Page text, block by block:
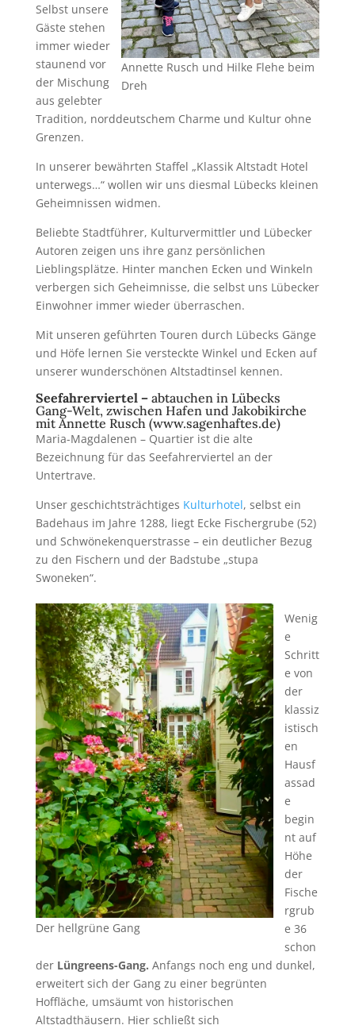
Annette Rusch und Hilke Flehe beim
Dreh
Selbst unsere
Gäste stehen
immer wieder
staunend vor
der Mischung
aus gelebter
Tradition, norddeutschem Charme und Kultur ohne
Grenzen.
In unserer bewährten Staffel „Klassik Altstadt Hotel
unterwegs…“ wollen wir uns diesmal Lübecks kleinen
Geheimnissen widmen.
Beliebte Stadtführer, Kulturvermittler und Lübecker
Autoren zeigen uns ihre ganz persönlichen
Lieblingsplätze. Hinter manchen Ecken und Winkeln
verbergen sich Geheimnisse, die selbst uns Lübecker
Einwohner immer wieder überraschen.
Mit unseren geführten Touren durch Lübecks Gänge
und Höfe lernen Sie versteckte Winkel und Ecken auf
unserer wunderschönen Altstadtinsel kennen.
Seefahrerviertel – abtauchen in Lübecks
Gang-Welt, zwischen Hafen und Jakobikirche
mit Annette Rusch (www.sagenhaftes.de)
Maria-Magdalenen – Quartier ist die alte
Bezeichnung für das Seefahrerviertel an der
Untertrave.
Unser geschichtsträchtiges Kulturhotel, selbst ein
Badehaus im Jahre 1288, liegt Ecke Fischergrube (52)
und Schwönekenquerstrasse – ein deutlicher Bezug
zu den Fischern und der Badstube „stupa
Swoneken“.
Der hellgrüne Gang
Wenig
e
Schritt
e von
der
klassiz
istisch
en
Hausf
assad
e
begin
nt auf
Höhe
der
Fische
rgrub
e 36
schon
der Lüngreens-Gang. Anfangs noch eng und dunkel,
erweitert sich der Gang zu einer begrünten
Hoffläche, umsäumt von historischen
Altstadthäusern. Hier schließt sich